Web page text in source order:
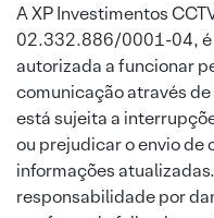
A XP Investimentos
02.332.886/0001-04, é
autorizada a funcionar
comunicação através
está sujeita a
ou prejudicar o envio de
informações
responsabilidade por